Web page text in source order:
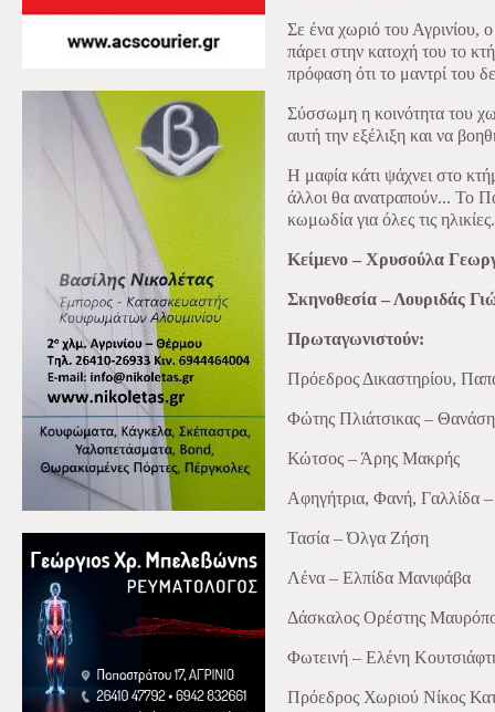
Σε ένα χωριό του Αγρινίου,
πάρει στην κατοχή του το
πρόφαση ότι το μαντρί του
Σύσσωμη η κοινότητα του
αυτή την εξέλιξη και να
Η μαφία κάτι ψάχνει στο
άλλοι θα ανατραπούν... Το
κωμωδία για όλες τις ηλικίες.
Κείμενο – Χρυσούλα
Σκηνοθεσία – Λουριδάς
Πρωταγωνιστούν:
Πρόεδρος Δικαστηρίου,
Φώτης Πλιάτσικας –
Κώτσος – Άρης Μακρής
Αφηγήτρια, Φανή, Γαλλίδα
Τασία – Όλγα Ζήση
Λένα – Ελπίδα Μανιφάβα
Δάσκαλος Ορέστης
Φωτεινή – Ελένη
Πρόεδρος Χωριού Νίκος